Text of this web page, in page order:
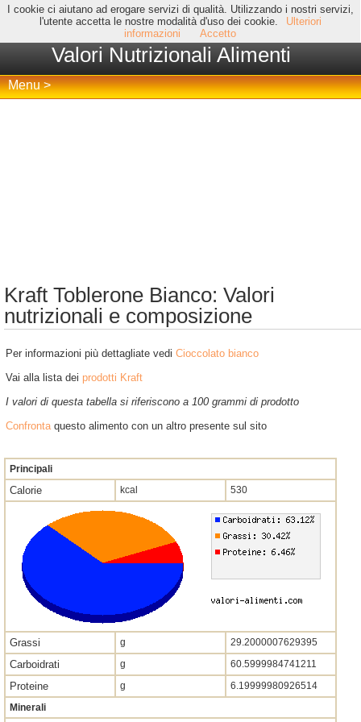
I cookie ci aiutano ad erogare servizi di qualità. Utilizzando i nostri servizi,
l'utente accetta le nostre modalità d'uso dei cookie.
Ulteriori
informazioni
Accetto
Valori Nutrizionali Alimenti
Menu >
Kraft Toblerone Bianco: Valori
nutrizionali e composizione
Per informazioni più dettagliate vedi Cioccolato bianco
Vai alla lista dei prodotti Kraft
I valori di questa tabella si riferiscono a 100 grammi di prodotto
Confrontaquesto alimento con un altro presente sul sito
Principali
Calorie kcal 530
Grassi g 29.2000007629395
Carboidrati g 60.5999984741211
Proteine g
6.19999980926514
Minerali